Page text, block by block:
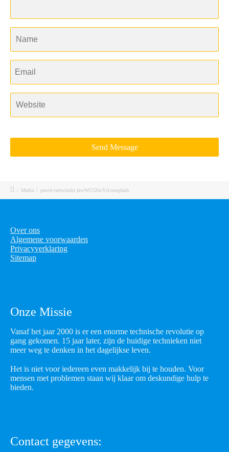
/ Media / pawel-czerwinski-jkwWCG6wYcI-unsplash
Over ons
Algemene voorwaarden
Privacyverklaring
Sitemap
Onze Missie
Vanaf het jaar 2000 is er een enorme technische revolutie op
gang gekomen. 15 jaar later, zijn de huidige technieken niet
meer weg te denken in het dagelijkse leven.
Het is niet voor iedereen even makkelijk bij te houden. Voor
mensen met problemen staan wij klaar om deskundige hulp te
bieden.
Contact gegevens: